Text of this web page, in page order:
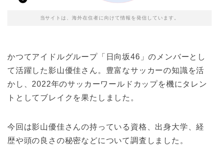
当サイトは、海外在住者に向けて情報を発信しています。
かつてアイドルグループ「日向坂46」のメンバーとし
て活躍した影山優佳さん。豊富なサッカーの知識を活
かし、2022年のサッカーワールドカップを機にタレン
トとしてブレイクを果たしました。
今回は影山優佳さんの持っている資格、出身大学、経
歴や頭の良さの秘密などについて調査しました。